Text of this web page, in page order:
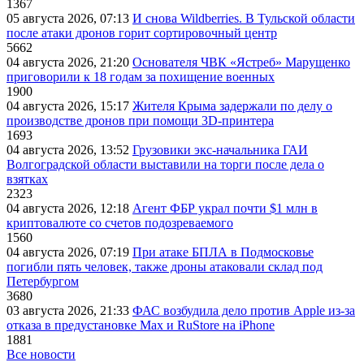
1367
05 августа 2026, 07:13 И снова Wildberries. В Тульской области
после атаки дронов горит сортировочный центр
5662
04 августа 2026, 21:20 Основателя ЧВК «Ястреб» Марущенко
приговорили к 18 годам за похищение военных
1900
04 августа 2026, 15:17 Жителя Крыма задержали по делу о
производстве дронов при помощи 3D‑принтера
1693
04 августа 2026, 13:52 Грузовики экс-начальника ГАИ
Волгоградской области выставили на торги после дела о
взятках
2323
04 августа 2026, 12:18 Агент ФБР украл почти $1 млн в
криптовалюте со счетов подозреваемого
1560
04 августа 2026, 07:19 При атаке БПЛА в Подмосковье
погибли пять человек, также дроны атаковали склад под
Петербургом
3680
03 августа 2026, 21:33 ФАС возбудила дело против Apple из-за
отказа в предустановке Max и RuStore на iPhone
1881
Все новости